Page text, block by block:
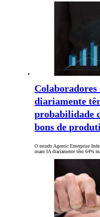
diariamente
probabilidade
bons de
O estudo Agentic Enterprise
usam IA diariamente têm 64%